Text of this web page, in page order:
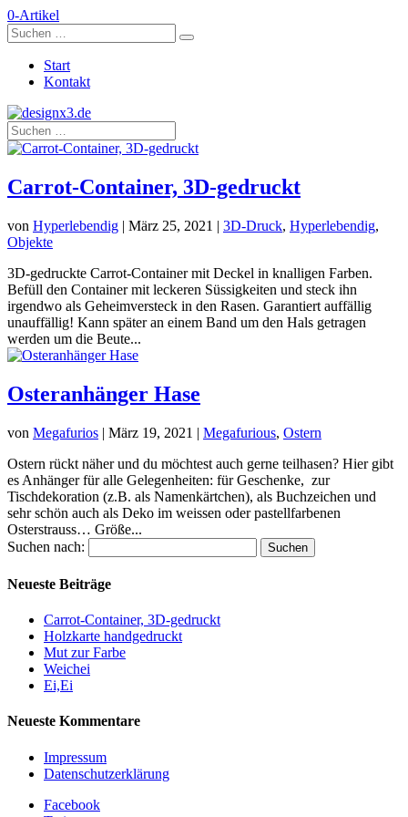
0-Artikel
Start
Kontakt
Carrot-Container, 3D-gedruckt
von Hyperlebendig | März 25, 2021 | 3D-Druck, Hyperlebendig,
Objekte
3D-gedruckte Carrot-Container mit Deckel in knalligen Farben.
Befüll den Container mit leckeren Süssigkeiten und steck ihn
irgendwo als Geheimversteck in den Rasen. Garantiert auffällig
unauffällig! Kann später an einem Band um den Hals getragen
werden um die Beute...
Osteranhänger Hase
von Megafurios | März 19, 2021 | Megafurious, Ostern
Ostern rückt näher und du möchtest auch gerne teilhasen? Hier gibt
es Anhänger für alle Gelegenheiten: für Geschenke, zur
Tischdekoration (z.B. als Namenkärtchen), als Buchzeichen und
sehr schön auch als Deko im weissen oder pastellfarbenen
Osterstrauss… Größe...
Suchen nach:
Neueste Beiträge
Carrot-Container, 3D-gedruckt
Holzkarte handgedruckt
Mut zur Farbe
Weichei
Ei,Ei
Neueste Kommentare
Impressum
Datenschutzerklärung
Facebook